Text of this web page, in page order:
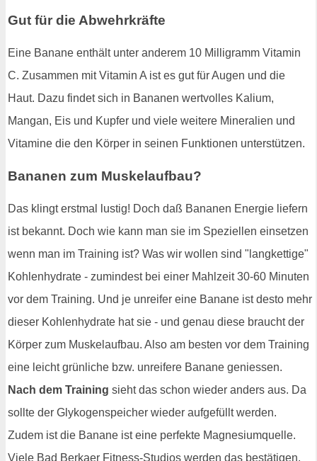
Gut für die Abwehrkräfte
Eine Banane enthält unter anderem 10 Milligramm Vitamin
C. Zusammen mit Vitamin A ist es gut für Augen und die
Haut. Dazu findet sich in Bananen wertvolles Kalium,
Mangan, Eis und Kupfer und viele weitere Mineralien und
Vitamine die den Körper in seinen Funktionen unterstützen.
Bananen zum Muskelaufbau?
Das klingt erstmal lustig! Doch daß Bananen Energie liefern
ist bekannt. Doch wie kann man sie im Speziellen einsetzen
wenn man im Training ist? Was wir wollen sind "langkettige"
Kohlenhydrate - zumindest bei einer Mahlzeit 30-60 Minuten
vor dem Training. Und je unreifer eine Banane ist desto mehr
dieser Kohlenhydrate hat sie - und genau diese braucht der
Körper zum Muskelaufbau. Also am besten vor dem Training
eine leicht grünliche bzw. unreifere Banane geniessen.
Nach dem Training sieht das schon wieder anders aus. Da
sollte der Glykogenspeicher wieder aufgefüllt werden.
Zudem ist die Banane ist eine perfekte Magnesiumquelle.
Viele Bad Berkaer Fitness-Studios werden das bestätigen.